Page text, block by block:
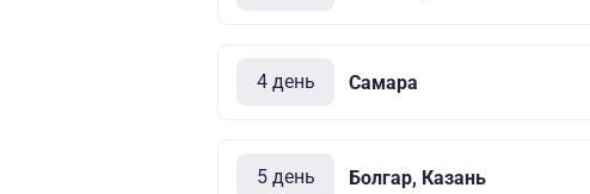
4 день Самара
5 день Болгар, Казань